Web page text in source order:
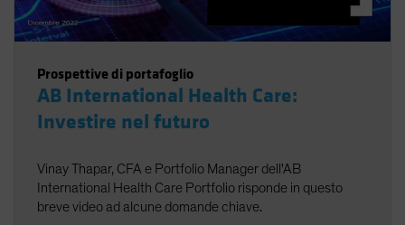
Prospettive di portafoglio
AB International Health Care:
Investire nel futuro
Vinay Thapar, CFA e Portfolio Manager dell'AB
International Health Care Portfolio risponde in questo
breve video ad alcune domande chiave.